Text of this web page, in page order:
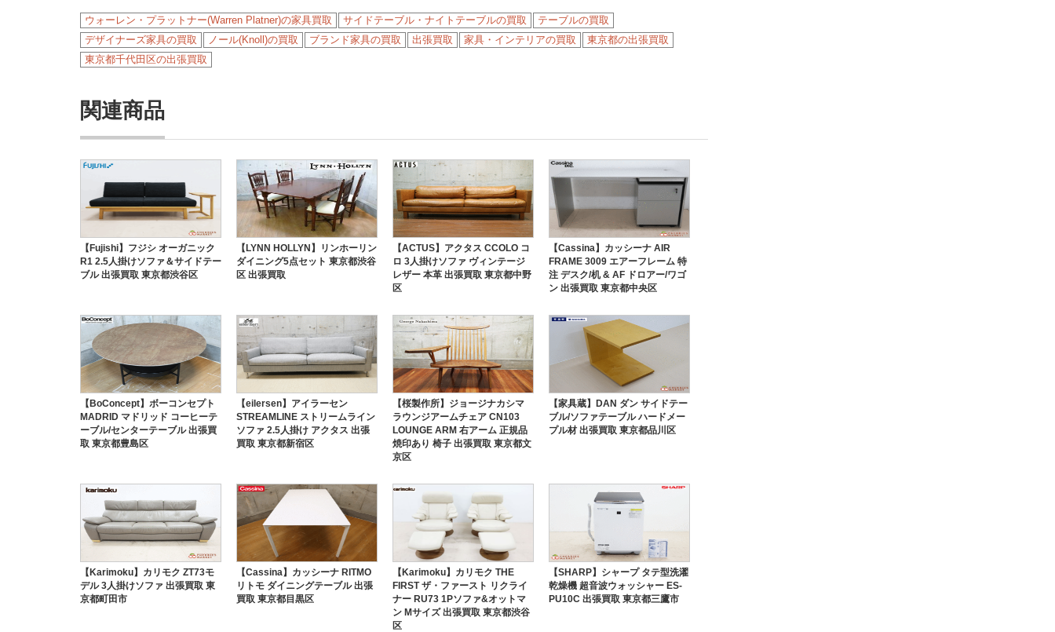
ウォーレン・プラットナー(Warren Platner)の家具買取 サイドテーブル・ナイトテーブルの買取
テーブルの買取
デザイナーズ家具の買取
ノール(Knoll)の買取 ブランド家具の買取 出張買取 家具・インテリアの買取
東京都の出張買取
東京都千代田区の出張買取
関連商品
【Fujishi】フジシ オーガニック
R1 2.5人掛けソファ＆サイドテー
ブル 出張買取 東京都渋谷区
【LYNN HOLLYN】リンホーリン
ダイニング5点セット 東京都渋谷
区 出張買取
【ACTUS】アクタス CCOLO コ
ロ 3人掛けソファ ヴィンテージ
レザー 本革 出張買取 東京都中野
区
【Cassina】カッシーナ AIR
FRAME 3009 エアーフレーム 特
注 デスク/机 & AF ドロアー/ワゴ
ン 出張買取 東京都中央区
【BoConcept】ボーコンセプト
MADRID マドリッド コーヒーテ
ーブル/センターテーブル 出張買
取 東京都豊島区
【eilersen】アイラーセン
STREAMLINE ストリームライン
ソファ 2.5人掛け アクタス 出張
買取 東京都新宿区
【桜製作所】ジョージナカシマ
ラウンジアームチェア CN103
LOUNGE ARM 右アーム 正規品
焼印あり 椅子 出張買取 東京都文
京区
【家具蔵】DAN ダン サイドテー
ブル/ソファテーブル ハードメー
プル材 出張買取 東京都品川区
【Karimoku】カリモク ZT73モ
デル 3人掛けソファ 出張買取 東
京都町田市
【Cassina】カッシーナ RITMO
リトモ ダイニングテーブル 出張
買取 東京都目黒区
【Karimoku】カリモク THE
FIRST ザ・ファースト リクライ
ナー RU73 1Pソファ&オットマ
ン Mサイズ 出張買取 東京都渋谷
区
【SHARP】シャープ タテ型洗濯
乾燥機 超音波ウォッシャー ES-
PU10C 出張買取 東京都三鷹市